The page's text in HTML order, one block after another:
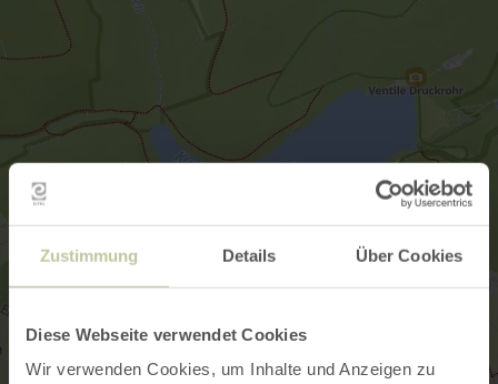
Zustimmung Details Über Cookies
Diese Webseite verwendet Cookies
Wir verwenden Cookies, um Inhalte und Anzeigen zu